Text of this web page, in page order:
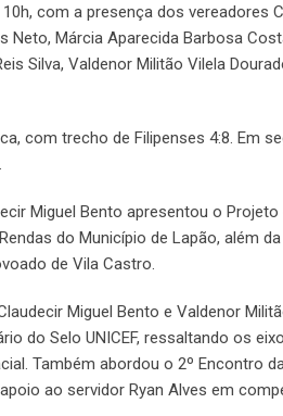
com a presença dos vereadores
Márcia Aparecida Barbosa
Silva, Valdenor Militão Vilela
com trecho de Filipenses 4:8. Em
Miguel Bento apresentou o Projeto
do Município de Lapão, além
de Vila Castro.
Miguel Bento e Valdenor
do Selo UNICEF, ressaltando os
Também abordou o 2º Encontro
ao servidor Ryan Alves em